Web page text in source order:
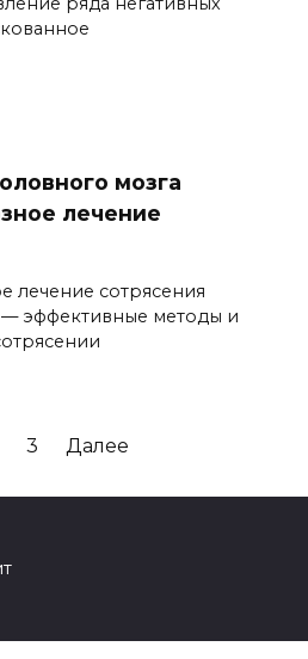
мозга
лечение
лечение сотрясения
— эффективные методы и
3 Далее